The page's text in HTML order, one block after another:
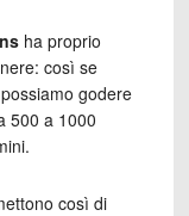
ha proprio
così se
godere
500 a 1000
così di